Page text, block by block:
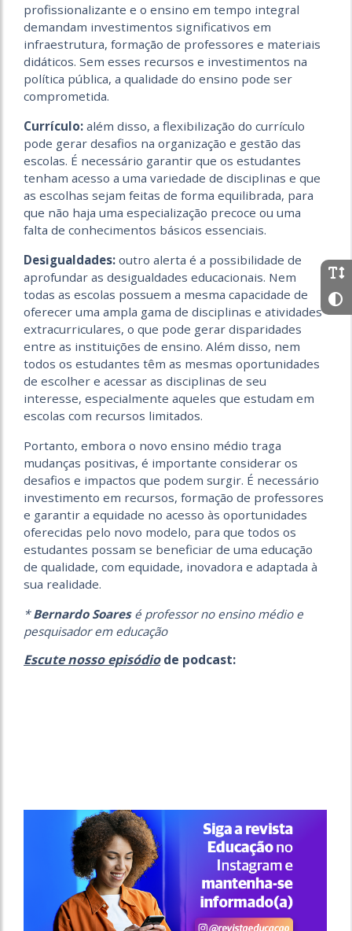
profissionalizante e o ensino em tempo integral
demandam investimentos significativos em
infraestrutura, formação de professores e materiais
didáticos. Sem esses recursos e investimentos na
política pública, a qualidade do ensino pode ser
comprometida.
Currículo: além disso, a flexibilização do currículo
pode gerar desafios na organização e gestão das
escolas. É necessário garantir que os estudantes
tenham acesso a uma variedade de disciplinas e que
as escolhas sejam feitas de forma equilibrada, para
que não haja uma especialização precoce ou uma
falta de conhecimentos básicos essenciais.
Desigualdades: outro alerta é a possibilidade de
aprofundar as desigualdades educacionais. Nem
todas as escolas possuem a mesma capacidade de
oferecer uma ampla gama de disciplinas e atividades
extracurriculares, o que pode gerar disparidades
entre as instituições de ensino. Além disso, nem
todos os estudantes têm as mesmas oportunidades
de escolher e acessar as disciplinas de seu
interesse, especialmente aqueles que estudam em
escolas com recursos limitados.
Portanto, embora o novo ensino médio traga
mudanças positivas, é importante considerar os
desafios e impactos que podem surgir. É necessário
investimento em recursos, formação de professores
e garantir a equidade no acesso às oportunidades
oferecidas pelo novo modelo, para que todos os
estudantes possam se beneficiar de uma educação
de qualidade, com equidade, inovadora e adaptada à
sua realidade.
*Bernardo Soaresé professor no ensino médio e
pesquisador em educação
Escute nosso episódiode podcast: